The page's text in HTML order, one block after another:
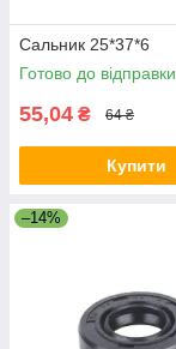
Сальник 25*37*6
Готово до відправки
55,04 ₴ 64 ₴
Купити
–14%